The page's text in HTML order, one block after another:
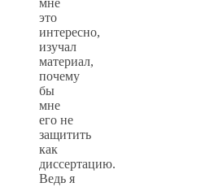
это
интересно,
изучал
материал,
почему
бы
мне
его не
защитить
как
диссертацию.
Ведь я